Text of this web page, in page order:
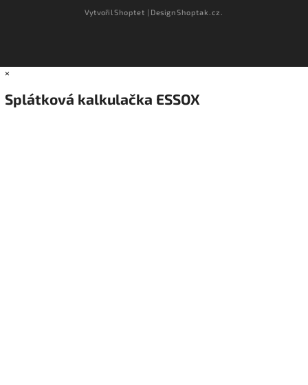
VytvořilShoptet | DesignShoptak.cz.
×
Splátková kalkulačka ESSOX